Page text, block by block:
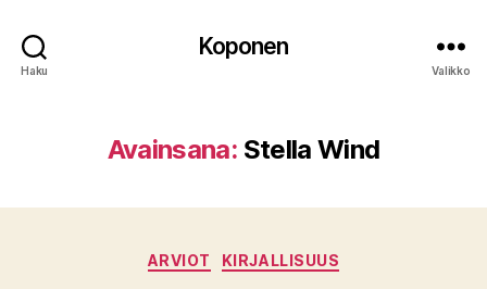
Haku
Koponen
Valikko
Avainsana: Stella Wind
Kategoriat
ARVIOT KIRJALLISUUS